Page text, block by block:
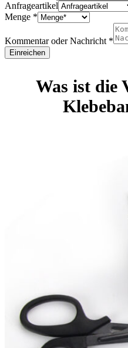
Anfrageartikel
Menge *
Kommentar oder Nachricht *
Einreichen
Was ist die